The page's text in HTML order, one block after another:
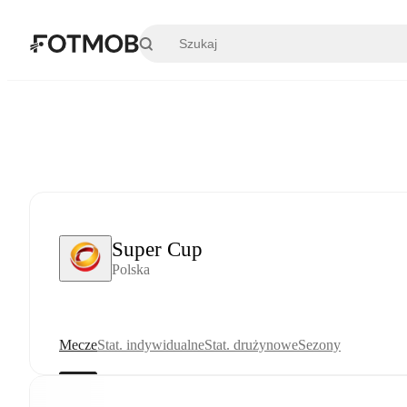
Super Cup
Polska
MeczeStat. indywidualneStat. drużynoweSezony